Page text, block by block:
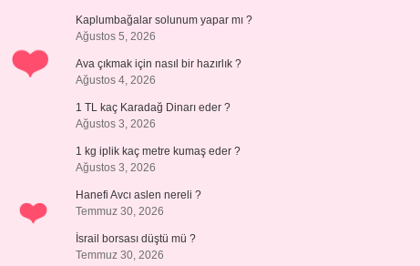
Kaplumbağalar solunum yapar mı ?
Ağustos 5, 2026
Ava çıkmak için nasıl bir hazırlık ?
Ağustos 4, 2026
1 TL kaç Karadağ Dinarı eder ?
Ağustos 3, 2026
1 kg iplik kaç metre kumaş eder ?
Ağustos 3, 2026
Hanefi Avcı aslen nereli ?
Temmuz 30, 2026
İsrail borsası düştü mü ?
Temmuz 30, 2026